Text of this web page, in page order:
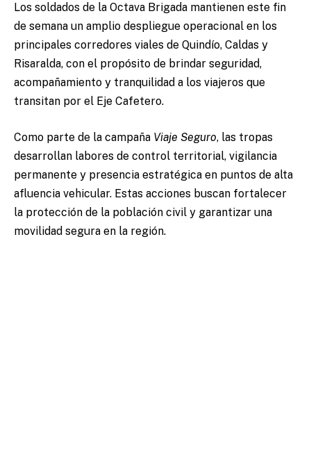
Los soldados de la Octava Brigada mantienen este fin
de semana un amplio despliegue operacional en los
principales corredores viales de Quindío, Caldas y
Risaralda, con el propósito de brindar seguridad,
acompañamiento y tranquilidad a los viajeros que
transitan por el Eje Cafetero.
Como parte de la campaña Viaje Seguro, las tropas
desarrollan labores de control territorial, vigilancia
permanente y presencia estratégica en puntos de alta
afluencia vehicular. Estas acciones buscan fortalecer
la protección de la población civil y garantizar una
movilidad segura en la región.